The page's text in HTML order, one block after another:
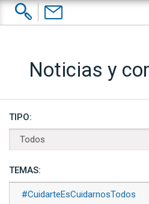
Buscar:
Contáctenos
Noticias y
TIPO:
TEMAS:
#CuidarteEsCuidarnosTodos